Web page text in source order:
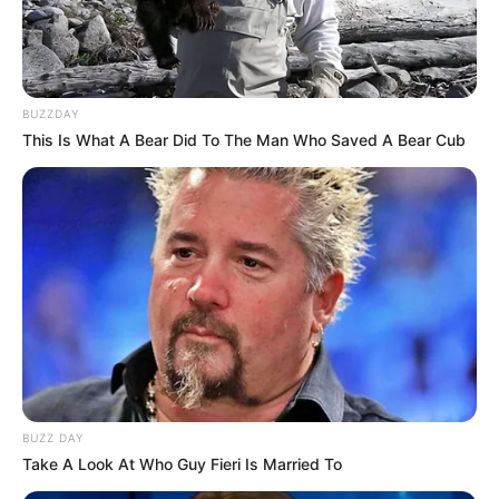
КАТЕГОРІЇ
Без рубрики
Гарячi
Культура
Нам пишуть
Партнерські матеріали
Події
Політика
BUZZDAY
This Is What A Bear Did To The Man Who Saved A Bear Cub
BUZZ DAY
Take A Look At Who Guy Fieri Is Married To